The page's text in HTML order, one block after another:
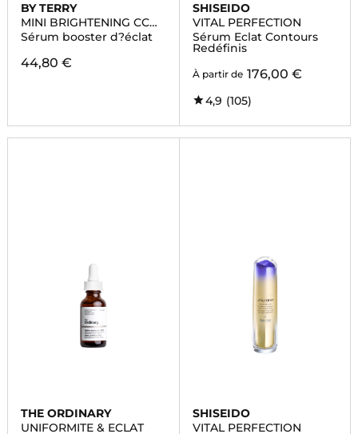
BY TERRY
MINI BRIGHTENING CC
SERUM
Sérum booster d?éclat
44,80 €
SHISEIDO
VITAL PERFECTION
Sérum Eclat Contours
Redéfinis
À partir de 176,00 €
4,9 (105)
THE ORDINARY
UNIFORMITE & ECLAT
SHISEIDO
VITAL PERFECTION